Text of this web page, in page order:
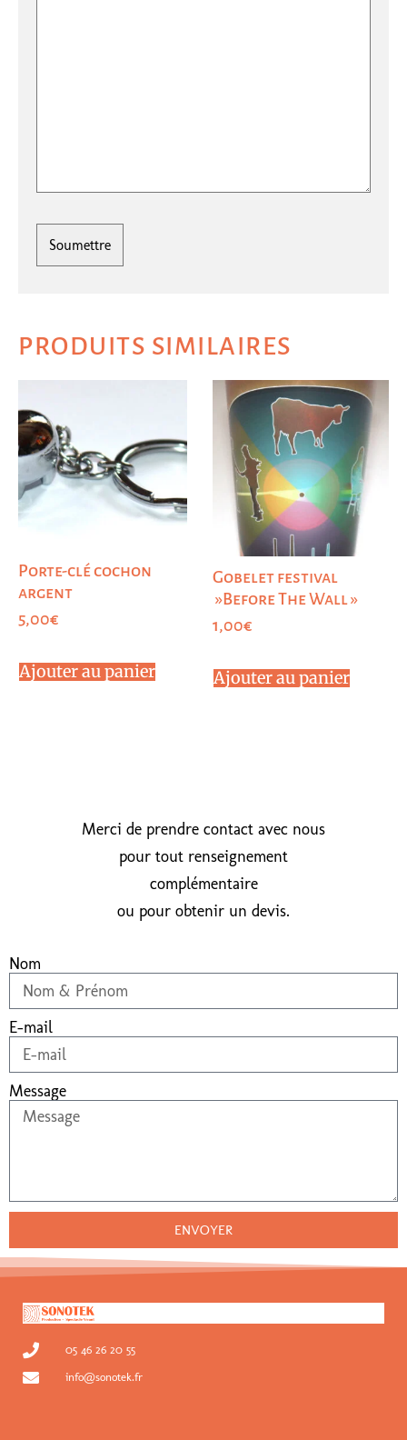
PRODUITS SIMILAIRES
Porte-clé cochon
argent
5,00€
Ajouter au panier
Gobelet festival
»Before The Wall »
1,00€
Ajouter au panier
Merci de prendre contact avec nous
pour tout renseignement
complémentaire
ou pour obtenir un devis.
Nom
E-mail
Message
ENVOYER
05 46 26 20 55
info@sonotek.fr